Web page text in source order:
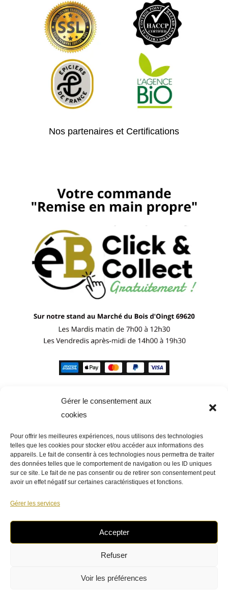
Gérer le consentement aux
cookies
Pour offrir les meilleures expériences, nous utilisons des technologies
telles que les cookies pour stocker et/ou accéder aux informations des
appareils. Le fait de consentir à ces technologies nous permettra de traiter
des données telles que le comportement de navigation ou les ID uniques
sur ce site. Le fait de ne pas consentir ou de retirer son consentement peut
avoir un effet négatif sur certaines caractéristiques et fonctions.
Gérer les services
Accepter
Refuser
Voir les préférences
Nos partenaires et Certifications
Venez à notre rencontre !